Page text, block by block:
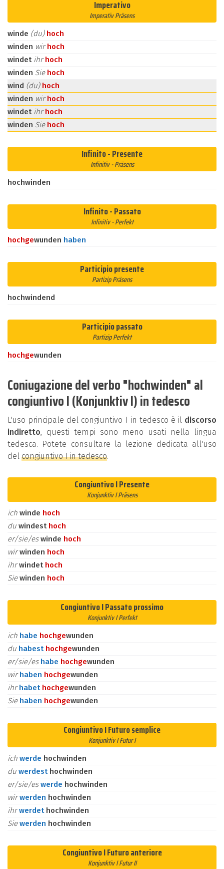
Imperativo
Imperativ Präsens
winde (du) hoch
winden wirhoch
windet ihrhoch
winden Sie hoch
wind (du) hoch
winden wirhoch
windet ihrhoch
winden Sie hoch
Infinito - Presente
Infinitiv - Präsens
hochwinden
Infinito - Passato
Infinitiv - Perfekt
hochgewunden haben
Participio presente
Partizip Präsens
hochwindend
Participio passato
Partizip Perfekt
hochgewunden
Coniugazione del verbo "hochwinden" al
congiuntivo I (Konjunktiv I) in tedesco
L'uso principale del congiuntivo I in tedesco è il discorso
indiretto, questi tempi sono meno usati nella lingua
tedesca. Potete consultare la lezione dedicata all'uso
del congiuntivo I in tedesco.
Congiuntivo I Presente
Konjunktiv I Präsens
ich winde hoch
du windest hoch
er/sie/eswinde hoch
wirwinden hoch
ihrwindet hoch
Siewinden hoch
Congiuntivo I Passato prossimo
Konjunktiv I Perfekt
ich habe hochgewunden
du habest hochgewunden
er/sie/es habe hochgewunden
wirhaben hochgewunden
ihrhabet hochgewunden
Sie haben hochgewunden
Congiuntivo I Futuro semplice
Konjunktiv I Futur I
ich werde hochwinden
du werdest hochwinden
er/sie/eswerde hochwinden
wirwerden hochwinden
ihrwerdet hochwinden
Siewerden hochwinden
Congiuntivo I Futuro anteriore
Konjunktiv I Futur II